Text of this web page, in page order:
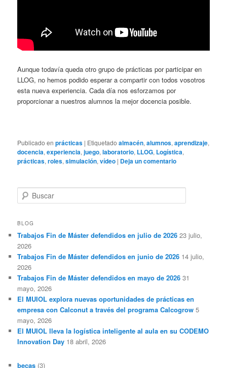
Aunque todavía queda otro grupo de prácticas por participar en
LLOG, no hemos podido esperar a compartir con todos vosotros
esta nueva experiencia. Cada día nos esforzamos por
proporcionar a nuestros alumnos la mejor docencia posible.
Publicado en prácticas | Etiquetado almacén,alumnos,aprendizaje,
docencia,experiencia,juego,laboratorio, LLOG, Logística,
prácticas,roles,simulación,vídeo | Deja un comentario
u
c
r
BLOG
Trabajos Fin de Máster defendidos en julio de 2026 23 julio,
2026
Trabajos Fin de Máster defendidos en junio de 2026 14 julio,
2026
Trabajos Fin de Máster defendidos en mayo de 2026 31
mayo, 2026
El MUIOL explora nuevas oportunidades de prácticas en
empresa con Calconut a través del programa Calcogrow 5
mayo, 2026
El MUIOL lleva la logística inteligente al aula en su CODEMO
Innovation Day 18 abril, 2026
becas (3)